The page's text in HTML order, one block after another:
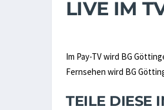
LIVE IM
Im Pay-TV wird BG
Fernsehen wird BG
TEILE DIESE